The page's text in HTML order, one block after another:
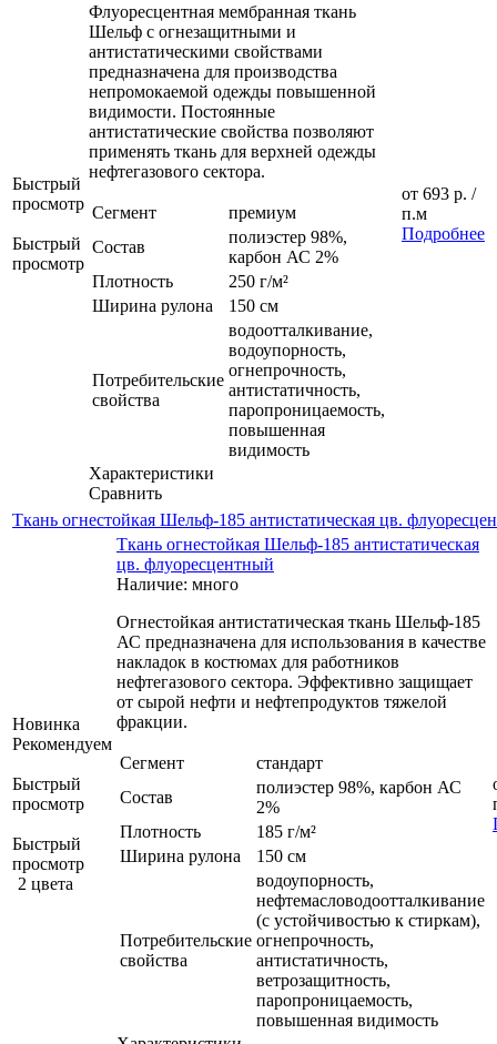
Быстрый
просмотр
Быстрый
просмотр
Флуоресцентная мембранная ткань
Шельф с огнезащитными и
антистатическими свойствами
предназначена для производства
непромокаемой одежды повышенной
видимости. Постоянные
антистатические свойства позволяют
применять ткань для верхней одежды
нефтегазового сектора.
Сегмент
премиум
Состав
полиэстер 98%,
карбон АС 2%
Плотность
250 г/м²
Ширина рулона
150 см
Потребительские
свойства
водоотталкивание,
водоупорность,
огнепрочность,
антистатичность,
паропроницаемость,
повышенная
видимость
Характеристики
Сравнить
от 693 р. /
п.м
Подробнее
Ткань огнестойкая Шельф-185 антистатическая цв.
Новинка
Рекомендуем
Быстрый
просмотр
Быстрый
просмотр
2 цвета
Ткань огнестойкая Шельф-185 антистатическая
цв. флуоресцентный
Наличие: много
Огнестойкая антистатическая ткань Шельф-185
АС предназначена для использования в качестве
накладок в костюмах для работников
нефтегазового сектора. Эффективно защищает
от сырой нефти и нефтепродуктов тяжелой
фракции.
Сегмент
стандарт
Состав
полиэстер 98%, карбон АС
2%
Плотность
185 г/м²
Ширина рулона
150 см
Потребительские
свойства
водоупорность,
нефтемасловодоотталкивание
(с устойчивостью к стиркам),
огнепрочность,
антистатичность,
ветрозащитность,
паропроницаемость,
повышенная видимость